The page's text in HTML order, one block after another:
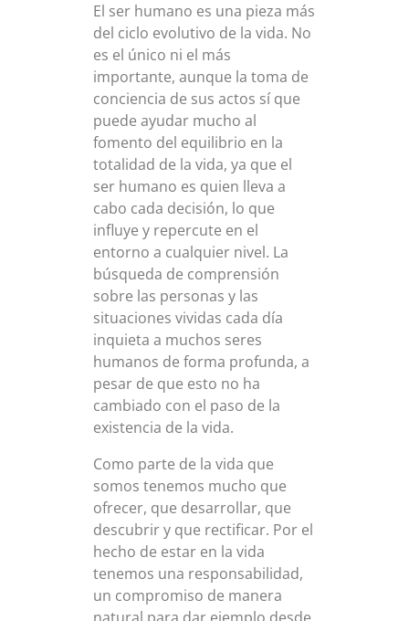
El ser humano es una pieza más
del ciclo evolutivo de la vida. No
es el único ni el más
importante, aunque la toma de
conciencia de sus actos sí que
puede ayudar mucho al
fomento del equilibrio en la
totalidad de la vida, ya que el
ser humano es quien lleva a
cabo cada decisión, lo que
influye y repercute en el
entorno a cualquier nivel. La
búsqueda de comprensión
sobre las personas y las
situaciones vividas cada día
inquieta a muchos seres
humanos de forma profunda, a
pesar de que esto no ha
cambiado con el paso de la
existencia de la vida.
Como parte de la vida que
somos tenemos mucho que
ofrecer, que desarrollar, que
descubrir y que rectificar. Por el
hecho de estar en la vida
tenemos una responsabilidad,
un compromiso de manera